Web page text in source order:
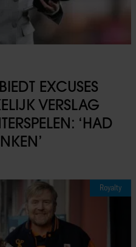
EXCUSES
VERSLAG
‘HAD
Royalty